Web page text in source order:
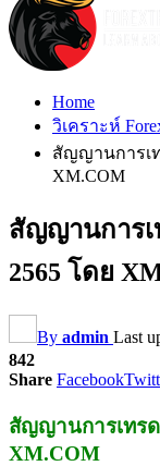
Home
วิเคราะห์
สัญญานการเท
XM.COM
สัญญานการเ
2565 โดย
By admin Last
842
Share Facebook
สัญญานการเทร
XM.COM